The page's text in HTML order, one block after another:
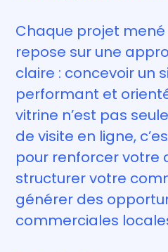
Chaque projet
repose sur une
claire : concevoir un
performant et
vitrine n’est pas
de visite en ligne,
pour renforcer votre
structurer votre
générer des
commerciales